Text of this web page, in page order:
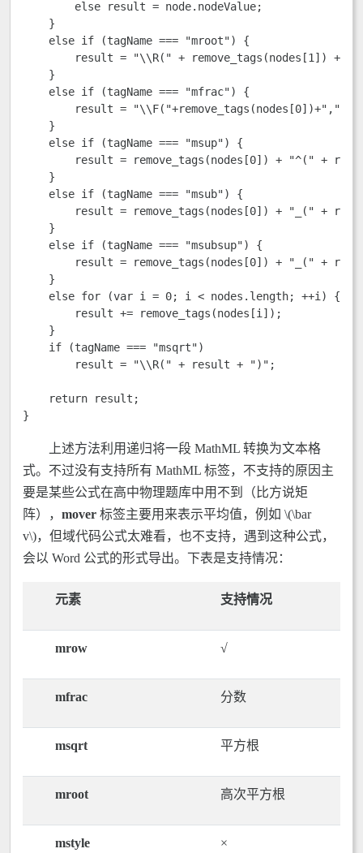
        else result = node.nodeValue;
    }
    else if (tagName === "mroot") {
result = "\\R(" + remove_tags(nodes[1]) +
    }
    else if (tagName === "mfrac") {
result =
    }
    else if (tagName === "msup") {
result = remove_tags(nodes[0]) + "^(" +
    }
    else if (tagName === "msub") {
result = remove_tags(nodes[0]) + "_(" +
    }
    else if (tagName === "msubsup") {
result = remove_tags(nodes[0]) + "_(" +
    }
    else for (var i = 0; i < nodes.length; ++i) {
        result += remove_tags(nodes[i]);
    }
    if (tagName === "msqrt")
        result = "\\R(" + result + ")";
    return result;
}
上述方法利用递归将一段 MathML 转换为文本格
式。不过没有支持所有 MathML 标签，不支持的原因主
要是某些公式在高中物理题库中用不到（比方说矩
阵）， mover 标签主要用来表示平均值，例如 \(\bar
v\)，但域代码公式太难看，也不支持，遇到这种公式，
会以 Word 公式的形式导出。下表是支持情况：
元素 支持情况
mrow √
mfrac 分数
msqrt 平方根
mroot 高次平方根
mstyle ×